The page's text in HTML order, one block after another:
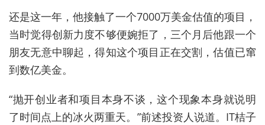
还是这一年，他接触了一个7000万美金估值的项目，
当时觉得创新力度不够便婉拒了，三个月后他跟一个
朋友无意中聊起，得知这个项目正在交割，估值已窜
到数亿美金。
“抛开创业者和项目本身不谈，这个现象本身就说明
了时间点上的冰火两重天。”前述投资人说道。IT桔子